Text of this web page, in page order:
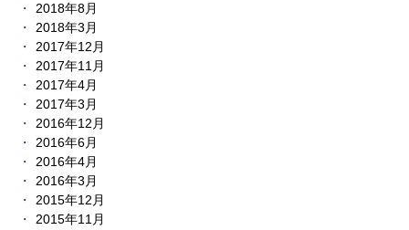
2018年8月
2018年3月
2017年12月
2017年11月
2017年4月
2017年3月
2016年12月
2016年6月
2016年4月
2016年3月
2015年12月
2015年11月